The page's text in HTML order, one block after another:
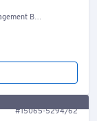
Welt
#15065-5294/62